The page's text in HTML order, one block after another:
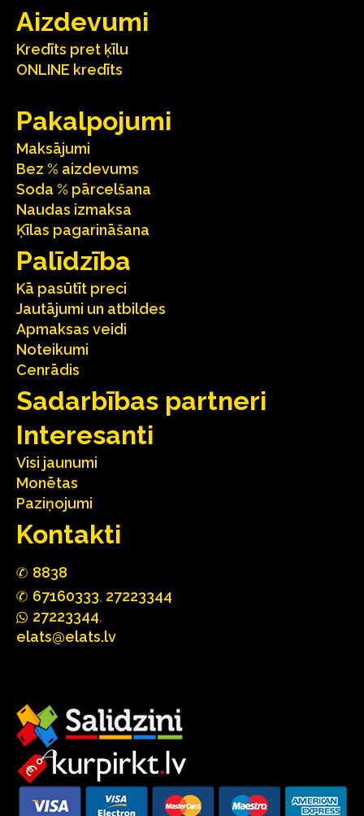
Aizdevumi
Kredīts pret ķīlu
ONLINE kredīts
Pakalpojumi
Maksājumi
Bez % aizdevums
Soda % pārcelšana
Naudas izmaksa
Ķīlas pagarināšana
Palīdzība
Kā pasūtīt preci
Jautājumi un atbildes
Apmaksas veidi
Noteikumi
Cenrādis
Sadarbības partneri
Interesanti
Visi jaunumi
Monētas
Paziņojumi
Kontakti
8838
67160333, 27223344
27223344,
elats@elats.lv